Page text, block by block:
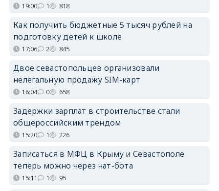
19:00 1 818
Как получить бюджетные 5 тысяч рублей на
подготовку детей к школе
17:06 2 845
Двое севастопольцев организовали
нелегальную продажу SIM-карт
16:04 0 658
Задержки зарплат в строительстве стали
общероссийским трендом
15:20 1 226
Записаться в МФЦ в Крыму и Севастополе
теперь можно через чат-бота
15:11 1 95